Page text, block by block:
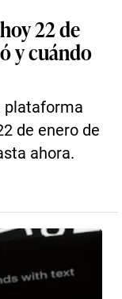
22 de
y cuándo
plataforma
de enero de
ahora.